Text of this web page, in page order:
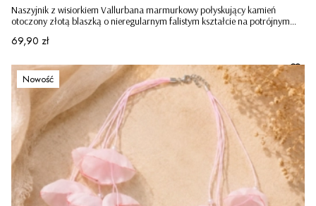
Naszyjnik z wisiorkiem Vallurbana marmurkowy połyskujący kamień
otoczony złotą blaszką o nieregularnym falistym kształcie na potrójnym
Cena
69,90 zł
Nowość